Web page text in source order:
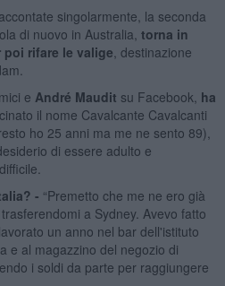
singolarmente, la seconda
di nuovo in Australia, torna in
rifare le valige , destinazione
e André Maudit su Facebook, ha
il nome Cavalcante Cavalcanti
ho 25 anni ma me ne sento 89),
di essere adulto e
- “Premetto che me ne ero già
a Sydney. Avevo fatto
un anno nel bar dell'istituto
e al magazzino del negozio di
i soldi da parte per raggiungere